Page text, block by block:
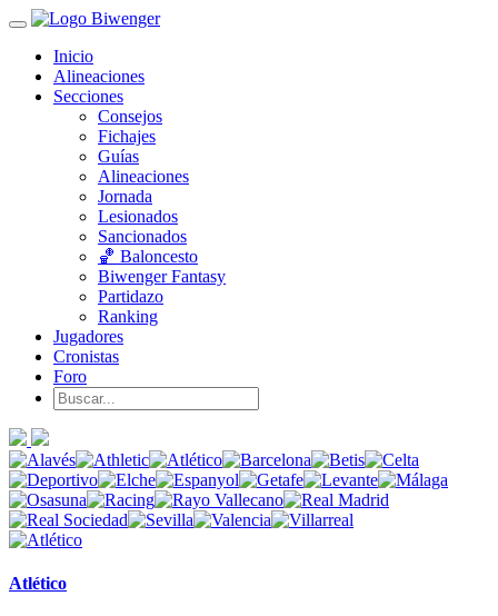
Inicio
Alineaciones
Secciones
Consejos
Fichajes
Guías
Alineaciones
Jornada
Lesionados
Sancionados
🏀 Baloncesto
Biwenger Fantasy
Partidazo
Ranking
Jugadores
Cronistas
Foro
Atlético